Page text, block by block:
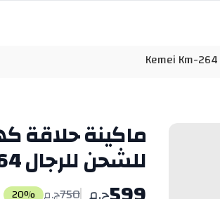
ماكينة حلاقة
للشحن للرجال Kemei Km-264
ج.م 20%